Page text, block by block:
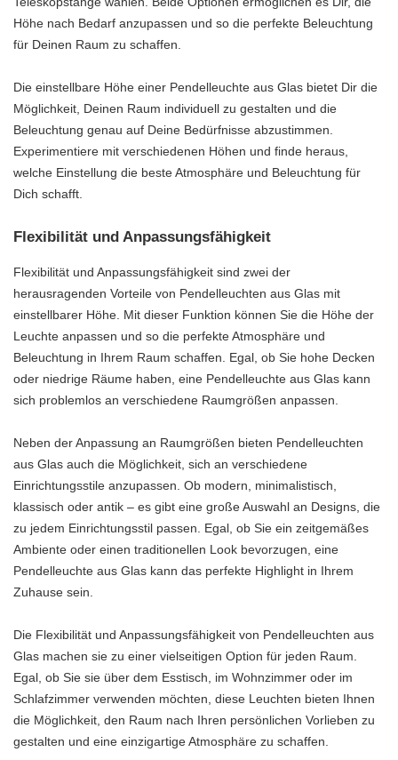
Höhe nach Bedarf anzupassen und so die perfekte Beleuchtung
für Deinen Raum zu schaffen.
Die einstellbare Höhe einer Pendelleuchte aus Glas bietet Dir die
Möglichkeit, Deinen Raum individuell zu gestalten und die
Beleuchtung genau auf Deine Bedürfnisse abzustimmen.
Experimentiere mit verschiedenen Höhen und finde heraus,
welche Einstellung die beste Atmosphäre und Beleuchtung für
Dich schafft.
Flexibilität und Anpassungsfähigkeit
Flexibilität und Anpassungsfähigkeit sind zwei der
herausragenden Vorteile von Pendelleuchten aus Glas mit
einstellbarer Höhe. Mit dieser Funktion können Sie die Höhe der
Leuchte anpassen und so die perfekte Atmosphäre und
Beleuchtung in Ihrem Raum schaffen. Egal, ob Sie hohe Decken
oder niedrige Räume haben, eine Pendelleuchte aus Glas kann
sich problemlos an verschiedene Raumgrößen anpassen.
Neben der Anpassung an Raumgrößen bieten Pendelleuchten
aus Glas auch die Möglichkeit, sich an verschiedene
Einrichtungsstile anzupassen. Ob modern, minimalistisch,
klassisch oder antik – es gibt eine große Auswahl an Designs, die
zu jedem Einrichtungsstil passen. Egal, ob Sie ein zeitgemäßes
Ambiente oder einen traditionellen Look bevorzugen, eine
Pendelleuchte aus Glas kann das perfekte Highlight in Ihrem
Zuhause sein.
Die Flexibilität und Anpassungsfähigkeit von Pendelleuchten aus
Glas machen sie zu einer vielseitigen Option für jeden Raum.
Egal, ob Sie sie über dem Esstisch, im Wohnzimmer oder im
Schlafzimmer verwenden möchten, diese Leuchten bieten Ihnen
die Möglichkeit, den Raum nach Ihren persönlichen Vorlieben zu
gestalten und eine einzigartige Atmosphäre zu schaffen.